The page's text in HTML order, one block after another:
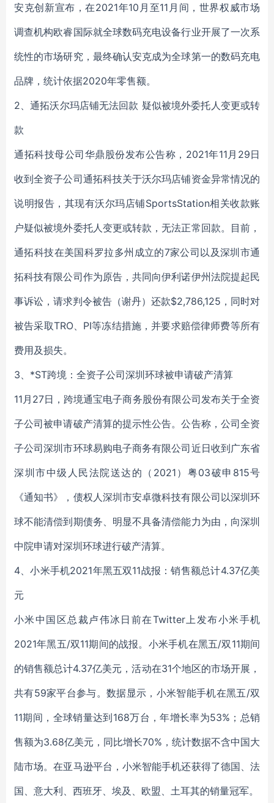
安克创新宣布，在2021年10月至11月间，世界权威市场
调查机构欧睿国际就全球数码充电设备行业开展了一次系
统性的市场研究，最终确认安克成为全球第一的数码充电
品牌，统计依据2020年零售额。
2、通拓沃尔玛店铺无法回款 疑似被境外委托人变更或转
款
通拓科技母公司华鼎股份发布公告称，2021年11月29日
收到全资子公司通拓科技关于沃尔玛店铺资金异常情况的
说明报告，其现有沃尔玛店铺SportsStation相关收款账
户疑似被境外委托人变更或转款，无法正常回款。目前，
通拓科技在美国科罗拉多州成立的7家公司以及深圳市通
拓科技有限公司作为原告，共同向伊利诺伊州法院提起民
事诉讼，请求判令被告（谢丹）还款$2,786,125，同时对
被告采取TRO、PI等冻结措施，并要求赔偿律师费等所有
费用及损失。
3、*ST跨境：全资子公司深圳环球被申请破产清算
11月27日，跨境通宝电子商务股份有限公司发布关于全资
子公司被申请破产清算的提示性公告。公告称，公司全资
子公司深圳市环球易购电子商务有限公司近日收到广东省
深圳市中级人民法院送达的（2021）粤03破申815号
《通知书》，债权人深圳市安卓微科技有限公司以深圳环
球不能清偿到期债务、明显不具备清偿能力为由，向深圳
中院申请对深圳环球进行破产清算。
4、小米手机2021年黑五双11战报：销售额总计4.37亿美
元
小米中国区总裁卢伟冰日前在Twitter上发布小米手机
2021年黑五/双11期间的战报。小米手机在黑五/双11期间
的销售额总计4.37亿美元，活动在31个地区的市场开展，
共有59家平台参与。数据显示，小米智能手机在黑五/双
11期间，全球销量达到168万台，年增长率为53%；总销
售额为3.68亿美元，同比增长70%，统计数据不含中国大
陆市场。在亚马逊平台，小米智能手机还获得了德国、法
国、意大利、西班牙、埃及、欧盟、土耳其的销量冠军。